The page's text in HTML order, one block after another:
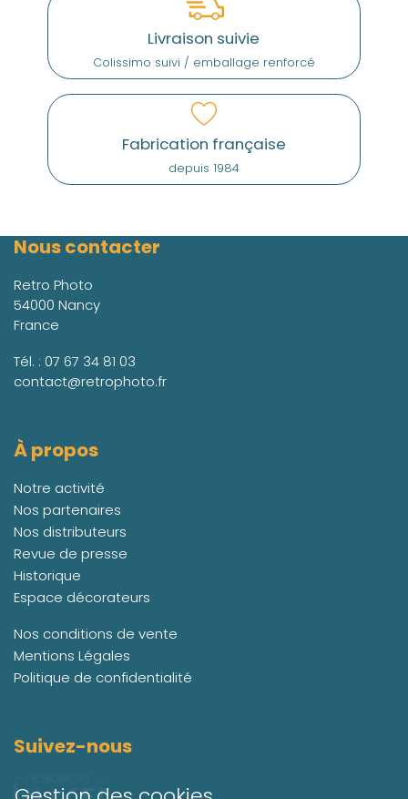
Livraison suivie
Colissimo suivi / emballage renforcé
Fabrication française
depuis 1984
Nous contacter
Retro Photo
54000 Nancy
France
Tél. : 07 67 34 81 03
contact@retrophoto.fr
À propos
Notre activité
Nos partenaires
Nos distributeurs
Revue de presse
Historique
Espace décorateurs
Nos conditions de vente
Mentions Légales
Politique de confidentialité
Suivez-nous